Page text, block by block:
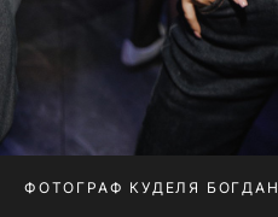
ФОТОГРАФ КУДЕЛЯ БОГДАН